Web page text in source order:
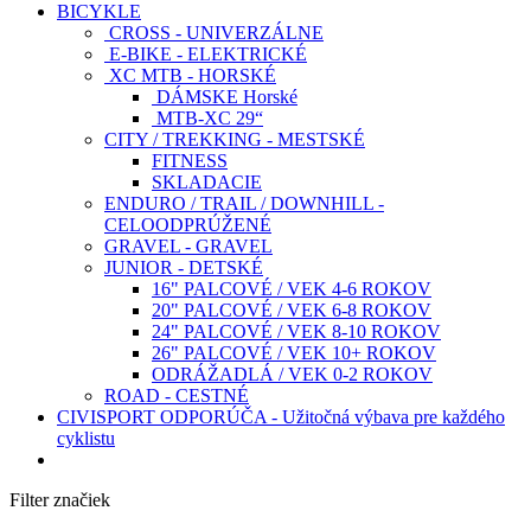
BICYKLE
CROSS - UNIVERZÁLNE
E-BIKE - ELEKTRICKÉ
XC MTB - HORSKÉ
DÁMSKE Horské
MTB-XC 29“
CITY / TREKKING - MESTSKÉ
FITNESS
SKLADACIE
ENDURO / TRAIL / DOWNHILL -
CELOODPRÚŽENÉ
GRAVEL - GRAVEL
JUNIOR - DETSKÉ
16" PALCOVÉ / VEK 4-6 ROKOV
20" PALCOVÉ / VEK 6-8 ROKOV
24" PALCOVÉ / VEK 8-10 ROKOV
26" PALCOVÉ / VEK 10+ ROKOV
ODRÁŽADLÁ / VEK 0-2 ROKOV
ROAD - CESTNÉ
CIVISPORT ODPORÚČA - Užitočná výbava pre každého
cyklistu
Filter značiek